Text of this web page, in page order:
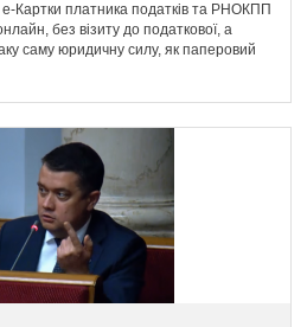
Картки платника податків та РНОКПП
без візиту до податкової, а
саму юридичну силу, як паперовий